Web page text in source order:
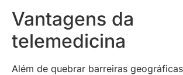
Vantagens da
telemedicina
Além de quebrar barreiras